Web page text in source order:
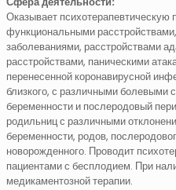
Оказывает
функциональными
заболеваниями, расстройствами
расстройствами, паническими
перенесенной коронавирусной
близкого, с различными болевыми
беременности и послеродовый
родильниц с различными
беременности, родов,
новорожденного. Проводит
пациентами с бесплодием. При
медикаментозной терапии.